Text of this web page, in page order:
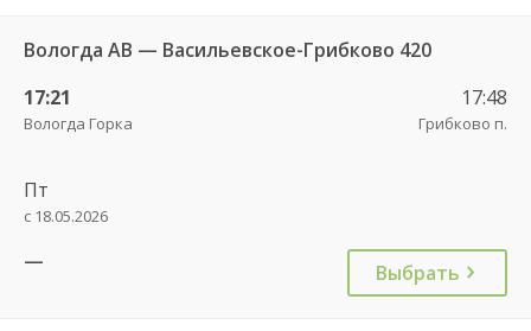
Вологда АВ — Васильевское-Грибково 420
17:21
Вологда Горка
17:48
Грибково п.
Пт
с 18.05.2026
— Выбрать